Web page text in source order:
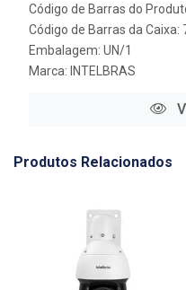
Código de Barras do
Código de Barras da Caixa:
Embalagem: UN/1
Marca: INTELBRAS
Produtos Relacionados